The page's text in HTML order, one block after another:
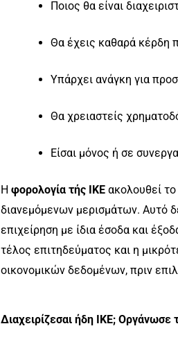
Ποιος θα είναι
Θα έχεις καθαρά κέρδη
Υπάρχει ανάγκη για
Θα χρειαστείς
Είσαι μόνος ή σε
Η φορολογία τής ΙΚΕακολουθεί
διανεμόμενων μερισμάτων. Αυτό
επιχείρηση με ίδια έσοδα και
τέλος επιτηδεύματος και η
οικονομικών δεδομένων, πριν
Διαχειρίζεσαι ήδη ΙΚΕ; Οργάνωσε